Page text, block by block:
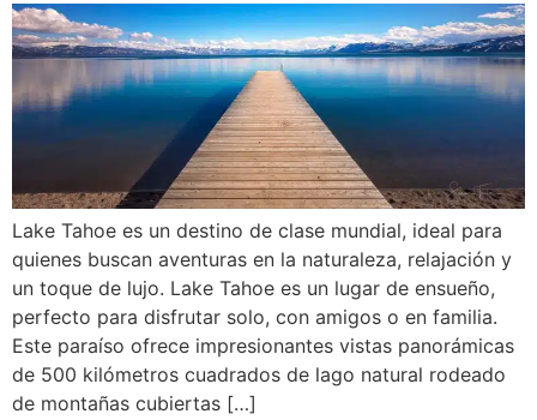
Lake Tahoe es un destino de clase mundial, ideal para
quienes buscan aventuras en la naturaleza, relajación y
un toque de lujo. Lake Tahoe es un lugar de ensueño,
perfecto para disfrutar solo, con amigos o en familia.
Este paraíso ofrece impresionantes vistas panorámicas
de 500 kilómetros cuadrados de lago natural rodeado
de montañas cubiertas […]